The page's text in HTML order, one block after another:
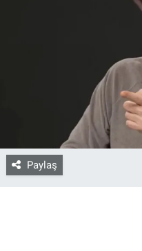
Paylaş
İletişim/Künye
Yaşam
Gözden Kaçmasın